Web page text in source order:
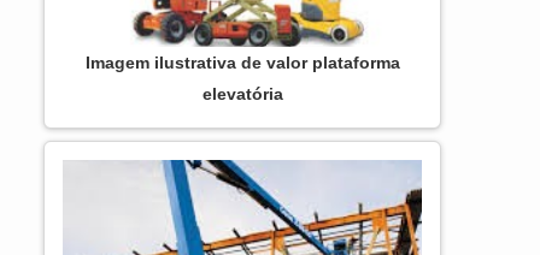
Imagem ilustrativa de valor plataforma
elevatória